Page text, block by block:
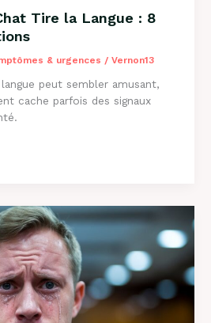
Tire la Langue : 8
& urgences / Vernon13
peut sembler amusant,
cache parfois des signaux